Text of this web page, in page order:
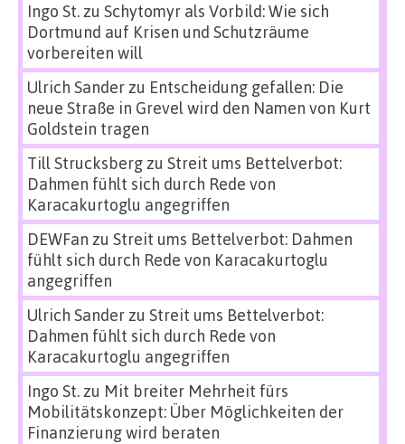
Ingo St.zu Schytomyr als Vorbild: Wie sich
Dortmund auf Krisen und Schutzräume
vorbereiten will
Ulrich Sanderzu Entscheidung gefallen: Die
neue Straße in Grevel wird den Namen von Kurt
Goldstein tragen
Till Strucksbergzu Streit ums Bettelverbot:
Dahmen fühlt sich durch Rede von
Karacakurtoglu angegriffen
DEWFan zu Streit ums Bettelverbot: Dahmen
fühlt sich durch Rede von Karacakurtoglu
angegriffen
Ulrich Sanderzu Streit ums Bettelverbot:
Dahmen fühlt sich durch Rede von
Karacakurtoglu angegriffen
Ingo St.zu Mit breiter Mehrheit fürs
Mobilitätskonzept: Über Möglichkeiten der
Finanzierung wird beraten